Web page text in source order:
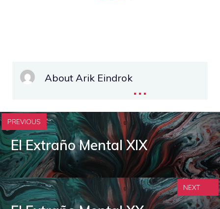
About Arik Eindrok...
PREVIOUS
El Extraño Mental XIX
NEXT